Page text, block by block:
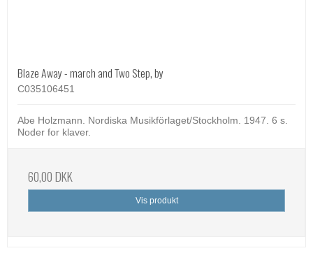
Blaze Away - march and Two Step, by
C035106451
Abe Holzmann. Nordiska Musikförlaget/Stockholm. 1947. 6 s.
Noder for klaver.
60,00 DKK
Vis produkt